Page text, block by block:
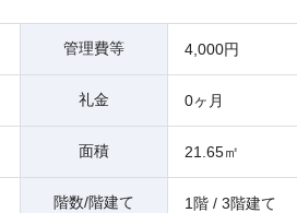
管理費等 4,000円
礼金 0ヶ月
面積 21.65㎡
階数/階建て 1階 / 3階建て